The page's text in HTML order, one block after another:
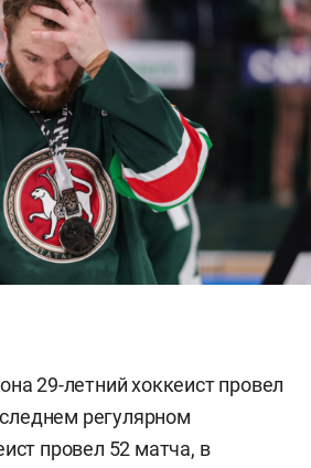
29-летний хоккеист провел
регулярном
провел 52 матча, в